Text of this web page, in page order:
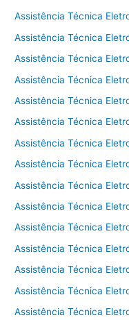
Assistência Técnica
Assistência Técnica
Assistência Técnica
Assistência Técnica
Assistência Técnica
Assistência Técnica
Assistência Técnica
Assistência Técnica
Assistência Técnica
Assistência Técnica
Assistência Técnica
Assistência Técnica
Assistência Técnica
Assistência Técnica
Assistência Técnica